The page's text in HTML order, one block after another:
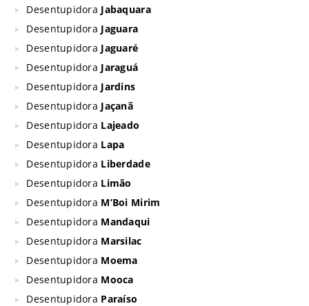
Desentupidora Jabaquara
Desentupidora Jaguara
Desentupidora Jaguaré
Desentupidora Jaraguá
Desentupidora Jardins
Desentupidora Jaçanã
Desentupidora Lajeado
Desentupidora Lapa
Desentupidora Liberdade
Desentupidora Limão
Desentupidora M’Boi Mirim
Desentupidora Mandaqui
Desentupidora Marsilac
Desentupidora Moema
Desentupidora Mooca
Desentupidora Paraíso